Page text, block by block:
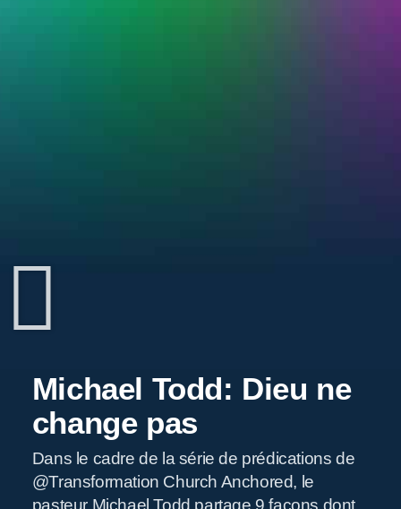
Michael Todd: Dieu ne
change pas
Dans le cadre de la série de prédications de
@Transformation Church Anchored, le
pasteur Michael Todd partage 9 façons dont